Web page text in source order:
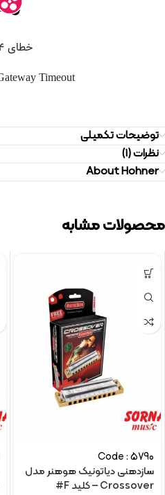
توضیحات تکمیلی
نظرات (1)
About Hohner
محصولات مشابه
Code : 5790
سازدهنی دیاتونیک هوهنر مدل
Crossover – کلید F#